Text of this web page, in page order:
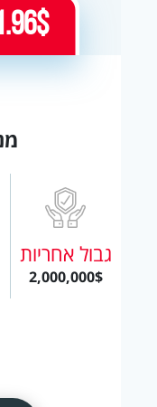
גבול אחריות
2,000,000$